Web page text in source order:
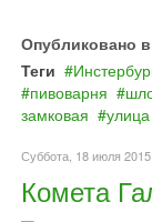
Опубликовано в
Теги
пивоварня
замковая
Суббота, 18 июля
Комета